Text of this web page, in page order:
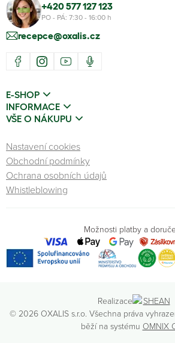
+420 577 127 123
PO - PÁ: 7:30 - 16:00 h
recepce@oxalis.cz
E-SHOP
INFORMACE
VŠE O NÁKUPU
Nastavení cookies
Obchodní podmínky
Ochrana osobních údajů
Whistleblowing
Možnosti platby a
© 2026 OXALIS s.r.o. Všechna práva
běží na systému OMNIX
Realizace